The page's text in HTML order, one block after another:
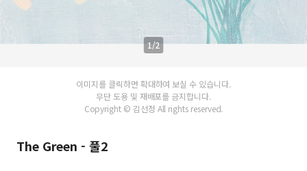
1/2
이미지를 클릭하면 확대하여 보실 수 있습니다.
무단 도용 및 재배포를 금지합니다.
Copyright © 김선정 All rights reserved.
The Green - 풀2